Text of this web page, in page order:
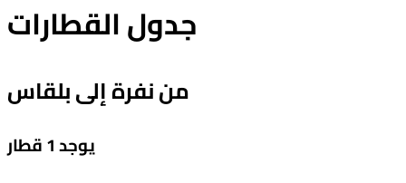
جدول القطارات
من نفرة إلى بلقاس
يوجد 1 قطار